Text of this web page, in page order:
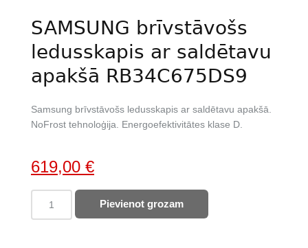
SAMSUNG brīvstāvošs
ledusskapis ar saldētavu
apakšā RB34C675DS9
Samsung brīvstāvošs ledusskapis ar saldētavu apakšā.
NoFrost tehnoloģija. Energoefektivitātes klase D.
Original
price
was:
619,00 €Current
price
is:
SAMSUNG
brīvstāvošs
Pievienot grozam